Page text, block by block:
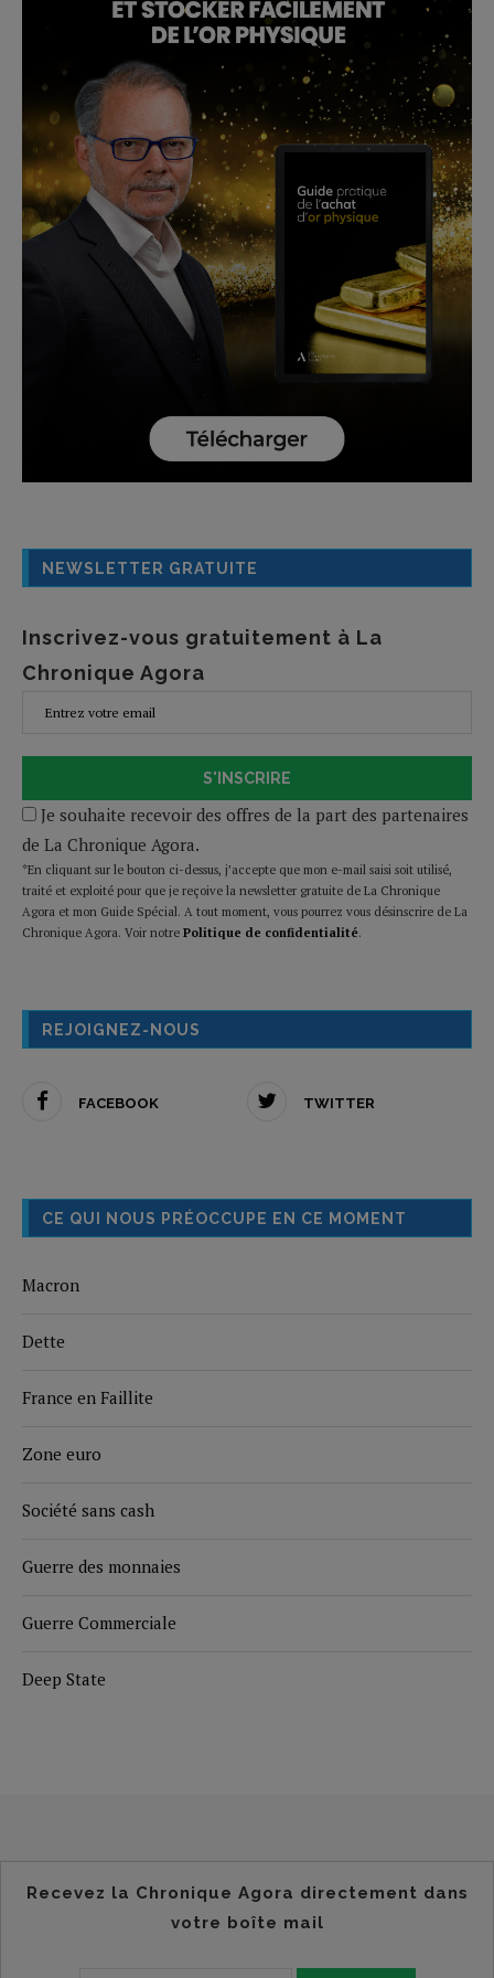
NEWSLETTER GRATUITE
Inscrivez-vous gratuitement à La
Chronique Agora
S'INSCRIRE
Je souhaite recevoir des offres de la part des partenaires
de La Chronique Agora.
*En cliquant sur le bouton ci-dessus, j’accepte que mon e-mail saisi soit utilisé,
traité et exploité pour que je reçoive la newsletter gratuite de La Chronique
Agora et mon Guide Spécial. A tout moment, vous pourrez vous désinscrire de La
Chronique Agora. Voir notre Politique de confidentialité.
REJOIGNEZ-NOUS
FACEBOOK TWITTER
CE QUI NOUS PRÉOCCUPE EN CE MOMENT
Macron
Dette
France en Faillite
Zone euro
Société sans cash
Guerre des monnaies
Guerre Commerciale
Deep State
Recevez la Chronique Agora directement dans
votre boîte mail